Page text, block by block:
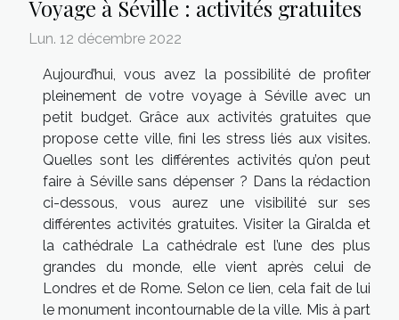
Voyage à Séville : activités gratuites
Lun. 12 décembre 2022
Aujourd’hui, vous avez la possibilité de profiter
pleinement de votre voyage à Séville avec un
petit budget. Grâce aux activités gratuites que
propose cette ville, fini les stress liés aux visites.
Quelles sont les différentes activités qu’on peut
faire à Séville sans dépenser ? Dans la rédaction
ci-dessous, vous aurez une visibilité sur ses
différentes activités gratuites. Visiter la Giralda et
la cathédrale La cathédrale est l’une des plus
grandes du monde, elle vient après celui de
Londres et de Rome. Selon ce lien, cela fait de lui
le monument incontournable de la ville. Mis à part